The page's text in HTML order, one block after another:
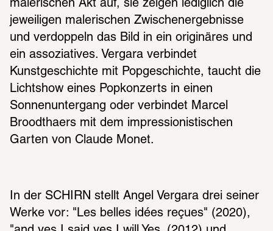
malerischen Akt auf, sie zeigen lediglich die
jeweiligen malerischen Zwischenergebnisse
und verdoppeln das Bild in ein originäres und
ein assoziatives. Vergara verbindet
Kunstgeschichte mit Popgeschichte, taucht die
Lichtshow eines Popkonzerts in einen
Sonnenuntergang oder verbindet Marcel
Broodthaers mit dem impressionistischen
Garten von Claude Monet.
In der SCHIRN stellt Angel Vergara drei seiner
Werke vor: "Les belles idées reçues" (2020),